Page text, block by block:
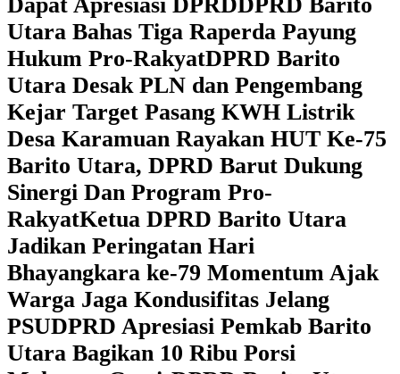
Utara Bahas Tiga Raperda Payung
Hukum Pro-RakyatDPRD Barito
Utara Desak PLN dan Pengembang
Kejar Target Pasang KWH Listrik
Desa Karamuan Rayakan HUT Ke-75
Barito Utara, DPRD Barut Dukung
Sinergi Dan Program Pro-
RakyatKetua DPRD Barito Utara
Jadikan Peringatan Hari
Bhayangkara ke-79 Momentum Ajak
Warga Jaga Kondusifitas Jelang
PSUDPRD Apresiasi Pemkab Barito
Utara Bagikan 10 Ribu Porsi